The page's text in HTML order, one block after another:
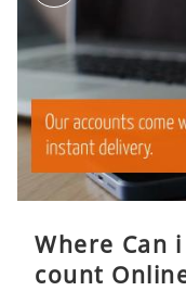
Where Can
count